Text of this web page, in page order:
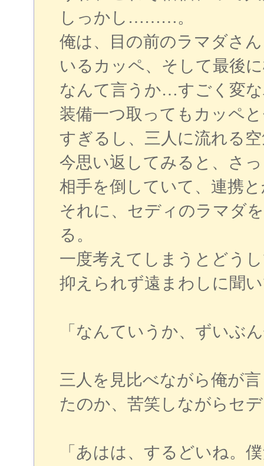
しっかし………。
俺は、目の前のラマダさ
いるカッペ、そして最後
なんて言うか…すごく変
装備一つ取ってもカッペ
すぎるし、三人に流れる
今思い返してみると、さ
相手を倒していて、連携
それに、セディのラマダ
る。
一度考えてしまうとどう
抑えられず遠まわしに聞
「なんていうか、ずいぶ
三人を見比べながら俺が
たのか、苦笑しながらセ
「あはは、するどいね。